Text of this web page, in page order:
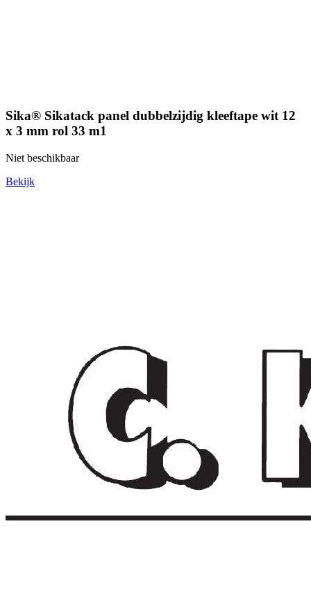
Sika® Sikatack panel dubbelzijdig kleeftape wit 12
x 3 mm rol 33 m1
Niet beschikbaar
Bekijk